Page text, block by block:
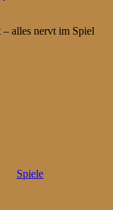
alles nervt im Spiel
Spiele